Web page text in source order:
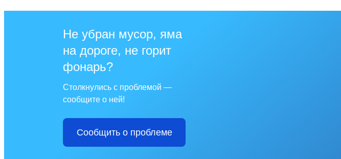
Не убран мусор, яма
на дороге, не горит
фонарь?
Столкнулись с проблемой —
сообщите о ней!
Сообщить о проблеме